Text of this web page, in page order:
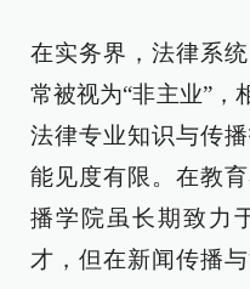
在实务界，法律系
常被视为“非主业”，
法律专业知识与传
能见度有限。在教
播学院虽长期致力
才，但在新闻传播